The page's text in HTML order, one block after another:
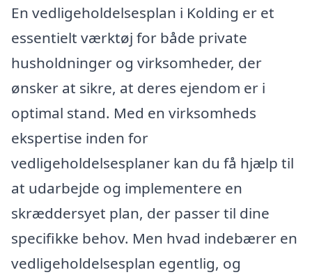
En vedligeholdelsesplan i Kolding er et
essentielt værktøj for både private
husholdninger og virksomheder, der
ønsker at sikre, at deres ejendom er i
optimal stand. Med en virksomheds
ekspertise inden for
vedligeholdelsesplaner kan du få hjælp til
at udarbejde og implementere en
skræddersyet plan, der passer til dine
specifikke behov. Men hvad indebærer en
vedligeholdelsesplan egentlig, og